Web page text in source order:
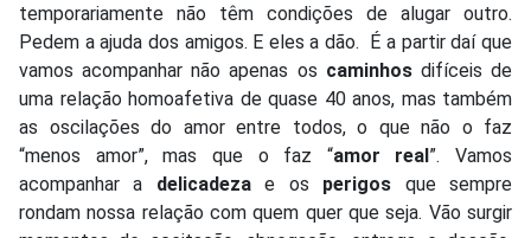
temporariamente não têm condições de alugar outro.
Pedem a ajuda dos amigos. E eles a dão. É a partir daí que
vamos acompanhar não apenas os caminhosdifíceis de
uma relação homoafetiva de quase 40 anos, mas também
as oscilações do amor entre todos, o que não o faz
“menos amor”, mas que o faz “amor real”. Vamos
acompanhar a delicadezae os perigos que sempre
rondam nossa relação com quem quer que seja. Vão surgir